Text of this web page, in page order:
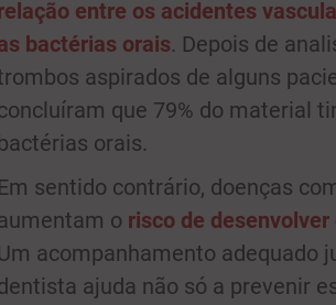
entre os acidentes
bactérias orais. Depois de
aspirados de alguns
que 79% do material
orais.
sentido contrário, doenças
o risco de
acompanhamento adequado
ajuda não só a prevenir